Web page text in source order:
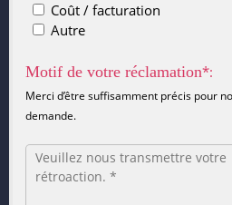
Coût / facturation
Autre
Motif de votre réclamation*:
Merci d’être suffisamment précis pour
demande.